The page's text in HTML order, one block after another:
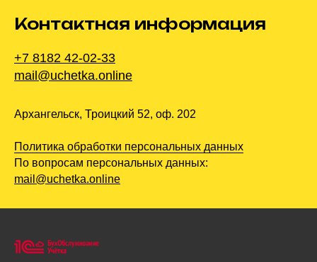
Контактная информация
+7 8182 42-02-33
mail@uchetka.online
Архангельск, Троицкий 52, оф. 202
Политика обработки персональных данных
По вопросам персональных данных:
mail@uchetka.online